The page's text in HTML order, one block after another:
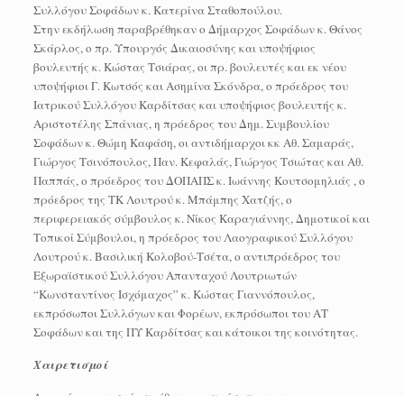
Συλλόγου Σοφάδων κ. Κατερίνα Σταθοπούλου.
Στην εκδήλωση παραβρέθηκαν ο Δήμαρχος Σοφάδων κ. Θάνος
Σκάρλος, ο πρ. Υπουργός Δικαιοσύνης και υποψήφιος
βουλευτής κ. Κώστας Τσιάρας, οι πρ. βουλευτές και εκ νέου
υποψήφιοι Γ. Κωτσός και Ασημίνα Σκόνδρα, ο πρόεδρος του
Ιατρικού Συλλόγου Καρδίτσας και υποψήφιος βουλευτής κ.
Αριστοτέλης Σπάνιας, η πρόεδρος του Δημ. Συμβουλίου
Σοφάδων κ. Θώμη Καφάση, οι αντιδήμαρχοι κκ Αθ. Σαμαράς,
Γιώργος Τσινόπουλος, Παν. Κεφαλάς, Γιώργος Τσιώτας και Αθ.
Παππάς, ο πρόεδρος του ΔΟΠΑΠΣ κ. Ιωάννης Κουτσομηλιάς , ο
πρόεδρος της ΤΚ Λουτρού κ. Μπάμπης Χατζής, ο
περιφερειακός σύμβουλος κ. Νίκος Καραγιάννης, Δημοτικοί και
Τοπικοί Σύμβουλοι, η πρόεδρος του Λαογραφικού Συλλόγου
Λουτρού κ. Βασιλική Κολοβού-Τσέτα, ο αντιπρόεδρος του
Εξωραϊστικού Συλλόγου Απανταχού Λουτριωτών
“Κωνσταντίνος Ισχόμαχος” κ. Κώστας Γιαννόπουλος,
εκπρόσωποι Συλλόγων και Φορέων, εκπρόσωποι του ΑΤ
Σοφάδων και της ΠΥ Καρδίτσας και κάτοικοι της κοινότητας.
Χαιρετισμοί